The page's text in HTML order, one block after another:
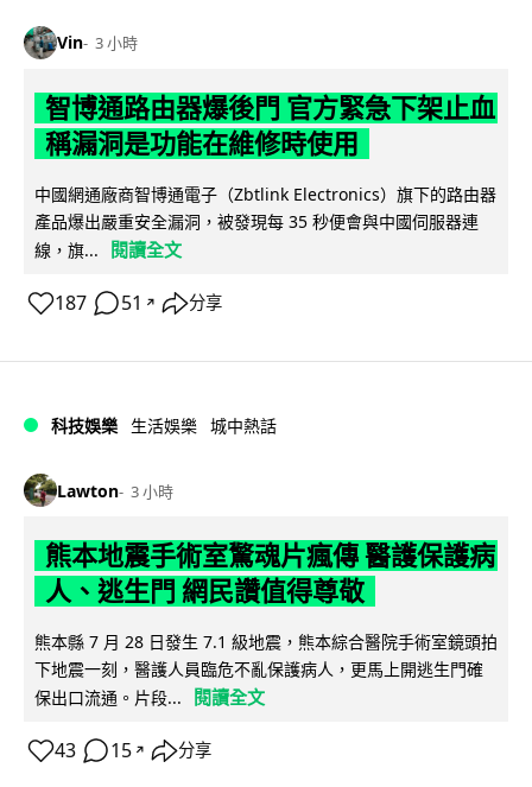
Vin 3 小時
智博通路由器爆後門 官方緊急下架止血
稱漏洞是功能在維修時使用
中國網通廠商智博通電子（Zbtlink Electronics）旗下的路由器
產品爆出嚴重安全漏洞，被發現每 35 秒便會與中國伺服器連
線，旗...
閱讀全文
187 51 ↗ 分享
科技娛樂 生活娛樂 城中熱話
Lawton 3 小時
熊本地震手術室驚魂片瘋傳 醫護保護病
人、逃生門 網民讚值得尊敬
熊本縣 7 月 28 日發生 7.1 級地震，熊本綜合醫院手術室鏡頭拍
下地震一刻，醫護人員臨危不亂保護病人，更馬上開逃生門確
保出口流通。片段...
閱讀全文
43 15 ↗ 分享